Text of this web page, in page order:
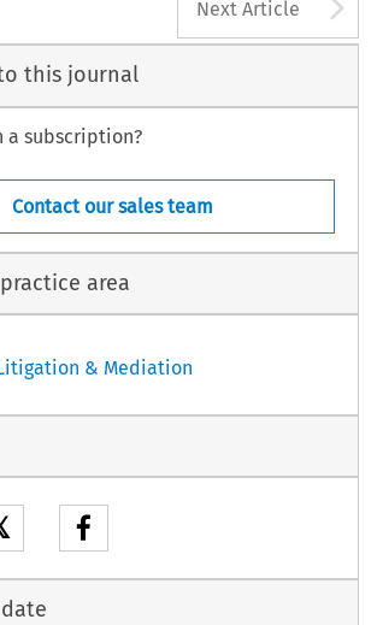
Next Article
this journal
a subscription?
Contact our sales team
area
& Mediation